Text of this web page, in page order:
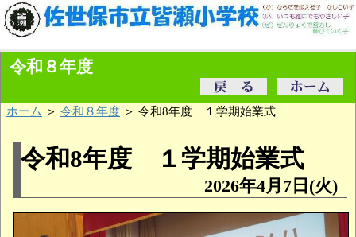
令和８年度
ホーム ＞ 令和８年度 ＞ 令和8年度 １学期始業式
令和8年度 １学期始業式
2026年4月7日(火)